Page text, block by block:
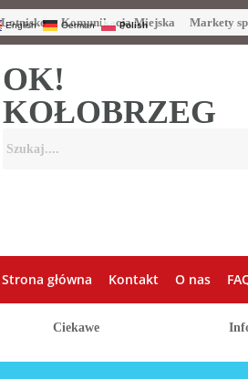
Lotnisko Komunikacja Miejska Markety
OK!
KOŁOBRZEG
Strona główna Kontakt O nas
Ciekawe
English German Polish